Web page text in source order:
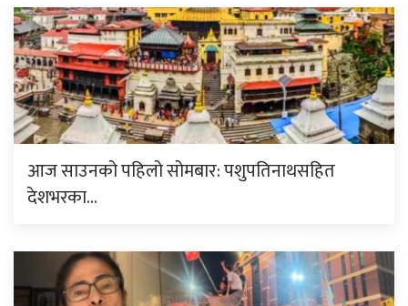
आज साउनको पहिलो सोमबार: पशुपतिनाथसहित
देशभरका…